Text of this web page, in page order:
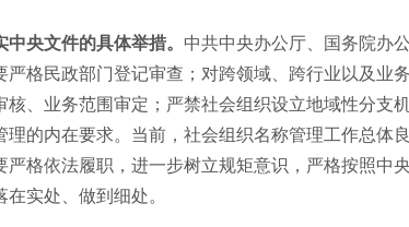
中央文件的具体举措。 中共中央办公厅、国务院办
严格民政部门登记审查；对跨领域、跨行业以及业
核、业务范围审定；严禁社会组织设立地域性分支
理的内在要求。当前，社会组织名称管理工作总体
严格依法履职，进一步树立规矩意识，严格按照中
实处、做到细处。